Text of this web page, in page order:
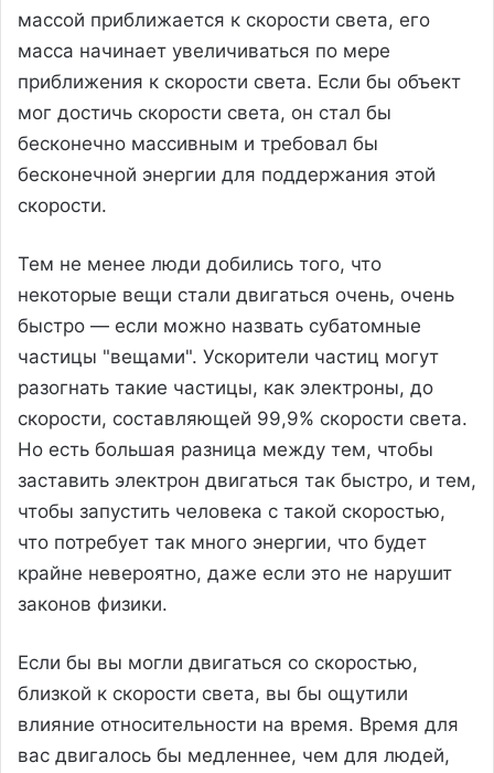
массой приближается к скорости света, его
масса начинает увеличиваться по мере
приближения к скорости света. Если бы объект
мог достичь скорости света, он стал бы
бесконечно массивным и требовал бы
бесконечной энергии для поддержания этой
скорости.
Тем не менее люди добились того, что
некоторые вещи стали двигаться очень, очень
быстро — если можно назвать субатомные
частицы "вещами". Ускорители частиц могут
разогнать такие частицы, как электроны, до
скорости, составляющей 99,9% скорости света.
Но есть большая разница между тем, чтобы
заставить электрон двигаться так быстро, и тем,
чтобы запустить человека с такой скоростью,
что потребует так много энергии, что будет
крайне невероятно, даже если это не нарушит
законов физики.
Если бы вы могли двигаться со скоростью,
близкой к скорости света, вы бы ощутили
влияние относительности на время. Время для
вас двигалось бы медленнее, чем для людей,